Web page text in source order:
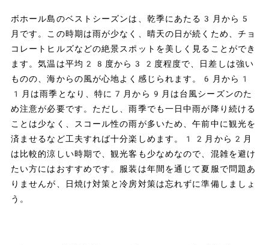
ボホール島のベストシーズンは、乾季にあたる3月から5
月です。この時期は雨が少なく、晴天の日が続くため、チョ
コレートヒルズなどの絶景スポットを美しく見ることができ
ます。気温は平均28度から32度程度で、日差しは強い
ものの、海からの風が心地よく感じられます。6月から1
1月は雨季となり、特に7月から9月は台風シーズンのた
め注意が必要です。ただし、雨季でも一日中雨が降り続ける
ことは少なく、スコール性の雨が多いため、午前中に観光を
済ませるなど工夫すれば十分楽しめます。12月から2月
は比較的涼しい時期で、観光客も少なめなので、混雑を避け
たい方にはおすすめです。服装は年間を通じて夏服で問題あ
りませんが、日焼け対策と冷房対策は忘れずに準備しましょ
う。